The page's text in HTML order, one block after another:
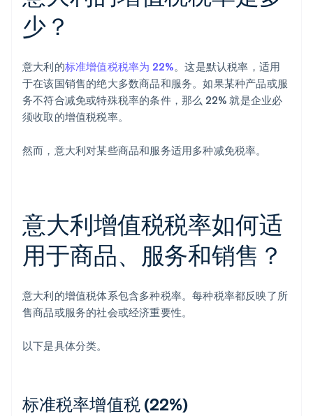
少？
意大利的标准增值税税率为 22%。这是默认税率，适用
于在该国销售的绝大多数商品和服务。如果某种产品或服
务不符合减免或特殊税率的条件，那么 22% 就是企业必
须收取的增值税税率。
然而，意大利对某些商品和服务适用多种减免税率。
意大利增值税税率如何适
用于商品、服务和销售？
意大利的增值税体系包含多种税率。每种税率都反映了所
售商品或服务的社会或经济重要性。
以下是具体分类。
标准税率增值税 (22%)